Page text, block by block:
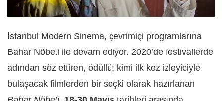
İstanbul Modern Sinema, çevrimiçi programlarına
Bahar Nöbeti ile devam ediyor. 2020’de festivallerde
adından söz ettiren, ödüllü; kimi ilk kez izleyiciyle
bulaşacak filmlerden bir seçki olarak hazırlanan